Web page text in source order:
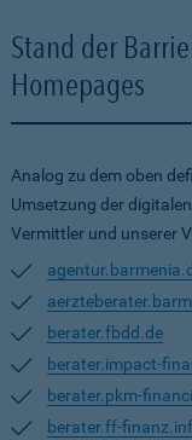
Stand der
Homepages
Analog zu dem oben
Umsetzung der
Vermittler und unserer
berater.fbdd.de
berater.impact-
berater.pkm-
berater.ff-